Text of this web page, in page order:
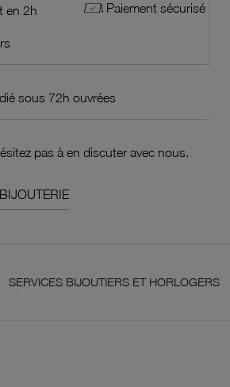
en 2h Paiement sécurisé
sous 72h ouvrées
pas à en discuter avec nous.
BIJOUTIERS ET HORLOGERS